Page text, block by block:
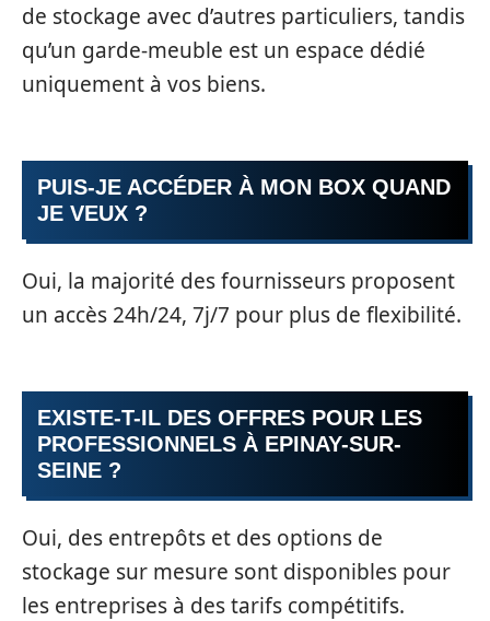
de stockage avec d’autres particuliers, tandis
qu’un garde-meuble est un espace dédié
uniquement à vos biens.
PUIS-JE ACCÉDER À MON BOX QUAND
JE VEUX ?
Oui, la majorité des fournisseurs proposent
un accès 24h/24, 7j/7 pour plus de flexibilité.
EXISTE-T-IL DES OFFRES POUR LES
PROFESSIONNELS À EPINAY-SUR-
SEINE ?
Oui, des entrepôts et des options de
stockage sur mesure sont disponibles pour
les entreprises à des tarifs compétitifs.